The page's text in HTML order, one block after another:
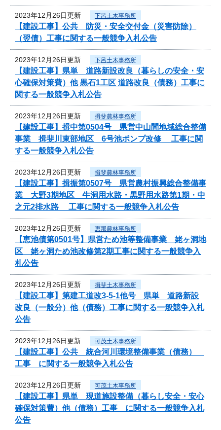
2023年12月26日更新 下呂土木事務所
【建設工事】公共 防災・安全交付金（災害防除）
（翌債）工事に関する一般競争入札公告
2023年12月26日更新 下呂土木事務所
【建設工事】県単 道路新設改良（暮らしの安全・安
心確保対策費）他 黒石1工区 道路改良（債務）工事に
関する一般競争入札公告
2023年12月26日更新 揖斐農林事務所
【建設工事】揖中第0504号 県営中山間地域総合整備
事業 揖斐川東部地区 6号池ポンプ改修 工事に関
する一般競争入札公告
2023年12月26日更新 揖斐農林事務所
【建設工事】揖振第0507号 県営農村振興総合整備事
業 大野3期地区 牛洞用水路・黒野用水路第1期・中
之元2排水路 工事に関する一般競争入札公告
2023年12月26日更新 恵那農林事務所
【恵池債第0501号】県営ため池等整備事業 姥ヶ洞地
区 姥ヶ洞ため池改修第2期工事に関する一般競争入
札公告
2023年12月26日更新 揖斐土木事務所
【建設工事】第建工道改3-5-1他号 県単 道路新設
改良（一般分）他（債務）工事に関する一般競争入札
公告
2023年12月26日更新 可茂土木事務所
【建設工事】公共 統合河川環境整備事業（債務）
工事 に関する一般競争入札公告
2023年12月26日更新 可茂土木事務所
【建設工事】県単 現道施設整備（暮らし安全・安心
確保対策費）他（債務）工事 に関する一般競争入札
公告